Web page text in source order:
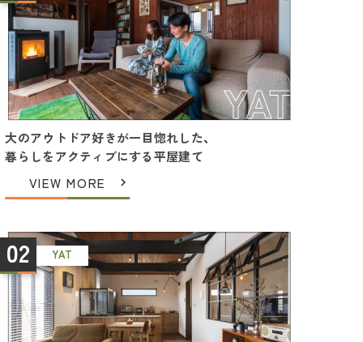
YAT
大のアウトドア好きが一目惚れした、
暮らしをアクティブにする平屋建て
VIEW MORE
02 YAT